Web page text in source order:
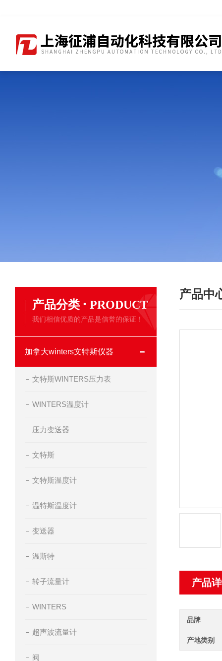
产品中
产品
品牌
产地类别
产品分类 · PRODUCT
我们相信优质的产品是信誉的保证！
加拿大winters文特斯仪器
文特斯WINTERS压力表
WINTERS温度计
压力变送器
文特斯
文特斯温度计
温特斯温度计
变送器
温斯特
转子流量计
WINTERS
超声波流量计
阀